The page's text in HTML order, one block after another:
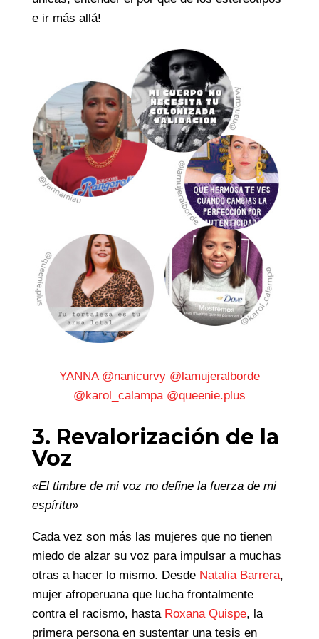
e ir más allá!
YANNA @nanicurvy @lamujeralborde
@karol_calampa @queenie.plus
3. Revalorización de la
Voz
«El timbre de mi voz no define la fuerza de mi
espíritu»
Cada vez son más las mujeres que no tienen
miedo de alzar su voz para impulsar a muchas
otras a hacer lo mismo. Desde Natalia Barrera,
mujer afroperuana que lucha frontalmente
contra el racismo, hasta Roxana Quispe, la
primera persona en sustentar una tesis en